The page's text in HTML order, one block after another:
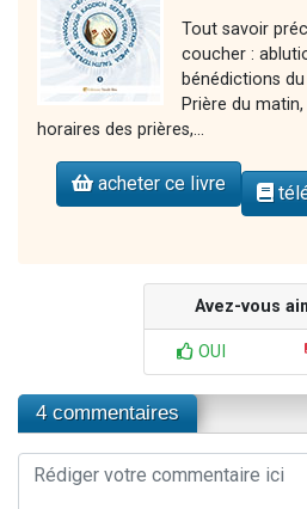
Tout savoir
coucher :
bénédictions
Prière du
horaires des prières,...
acheter ce livre
Avez-vous
OUI
4 commentaires